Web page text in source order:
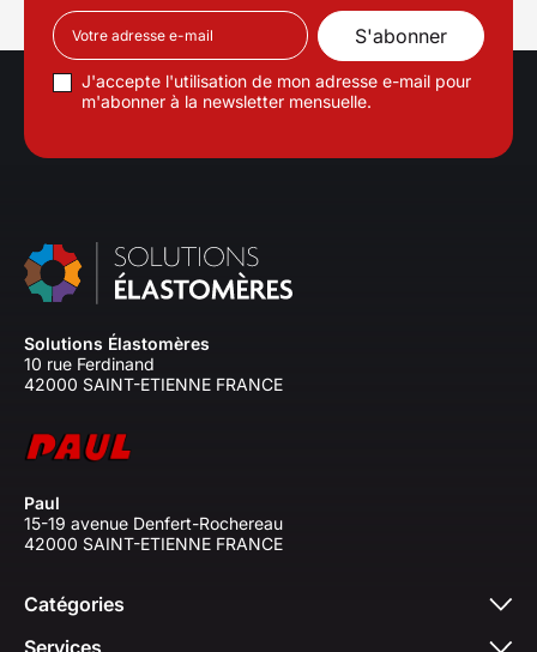
J'accepte l'utilisation de mon adresse e-mail pour
m'abonner à la newsletter mensuelle.
Solutions Élastomères
10 rue Ferdinand
42000 SAINT-ETIENNE FRANCE
Paul
15-19 avenue Denfert-Rochereau
42000 SAINT-ETIENNE FRANCE
Catégories